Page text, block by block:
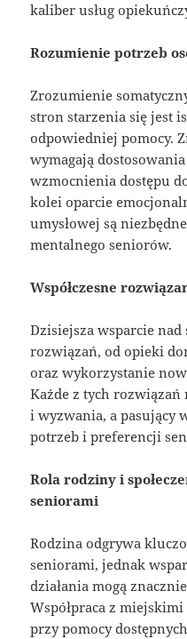
kaliber usług
Rozumienie potrzeb
Zrozumienie
stron starzenia się jest
odpowiedniej pomocy.
wymagają
wzmocnienia dostępu
kolei oparcie
umysłowej są
mentalnego seniorów.
Współczesne
Dzisiejsza wsparcie
rozwiązań, od opieki
oraz wykorzystanie
Każde z tych
i wyzwania, a pasujący
potrzeb i preferencji
Rola rodziny i
seniorami
Rodzina odgrywa
seniorami, jednak
działania mogą
Współpraca z
przy pomocy